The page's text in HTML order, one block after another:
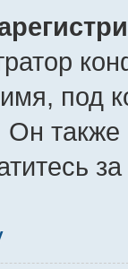
под
Он